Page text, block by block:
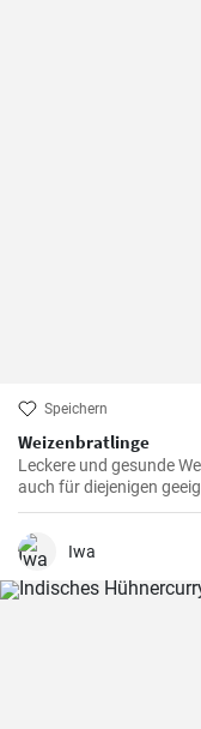
Speichern
Weizenbratlinge
Leckere und gesunde
auch für diejenigen
normale
Iwa